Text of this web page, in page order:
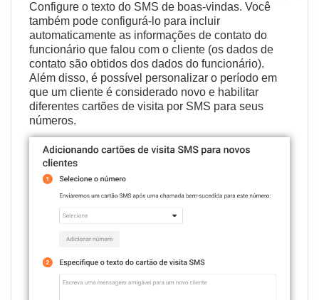
Configure o texto do SMS de boas-vindas. Você
também pode configurá-lo para incluir
automaticamente as informações de contato do
funcionário que falou com o cliente (os dados de
contato são obtidos dos dados do funcionário).
Além disso, é possível personalizar o período em
que um cliente é considerado novo e habilitar
diferentes cartões de visita por SMS para seus
números.